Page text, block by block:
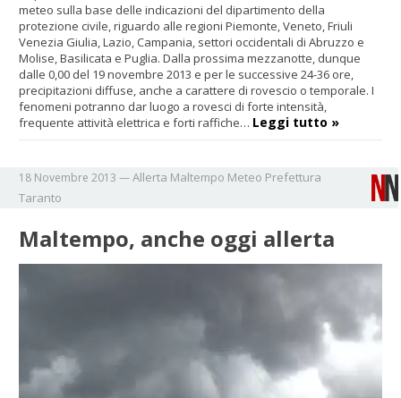
meteo sulla base delle indicazioni del dipartimento della
protezione civile, riguardo alle regioni Piemonte, Veneto, Friuli
Venezia Giulia, Lazio, Campania, settori occidentali di Abruzzo e
Molise, Basilicata e Puglia. Dalla prossima mezzanotte, dunque
dalle 0,00 del 19 novembre 2013 e per le successive 24-36 ore,
precipitazioni diffuse, anche a carattere di rovescio o temporale. I
fenomeni potranno dar luogo a rovesci di forte intensità,
frequente attività elettrica e forti raffiche… Leggi tutto »
18 Novembre 2013 —Allerta Maltempo Meteo Prefettura
Taranto
Maltempo, anche oggi allerta